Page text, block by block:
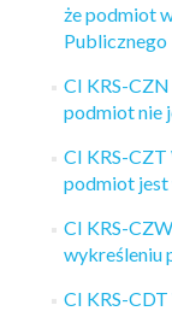
że podmiot
Publicznego
CI KRS-
podmiot nie
CI KRS-CZT
podmiot jest
CI KRS-
wykreśleniu
CI KRS-